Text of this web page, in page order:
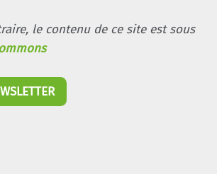
le contenu de ce site est sous